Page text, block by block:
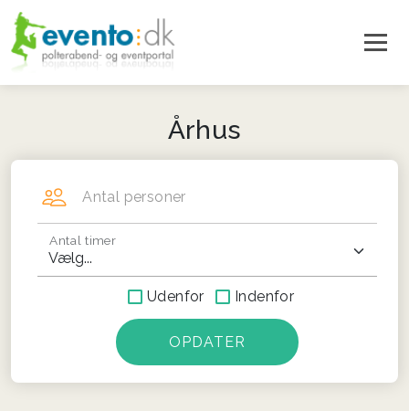
Århus
Antal personer
Antal timer
Udenfor Indenfor